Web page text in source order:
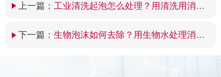
上一篇： 工业清洗起泡怎么处理？用清洗用消泡剂
下一篇： 生物泡沫如何去除？用生物水处理消泡剂